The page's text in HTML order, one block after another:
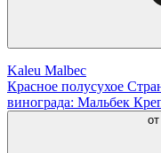
Kaleu Malbec
Красное полусухое
винограда: Мальбек
от